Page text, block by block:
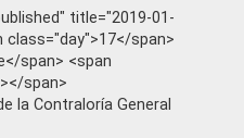
title="2019-01-
class="day">17</span>
span> <span
span>
la Contraloría General